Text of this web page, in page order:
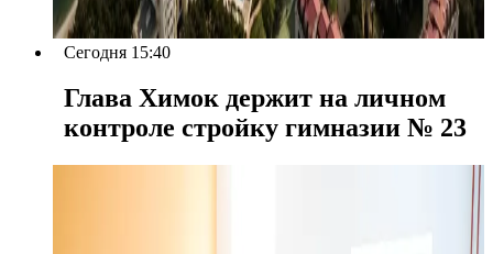
Сегодня 15:40
Глава Химок держит на личном
контроле стройку гимназии № 23